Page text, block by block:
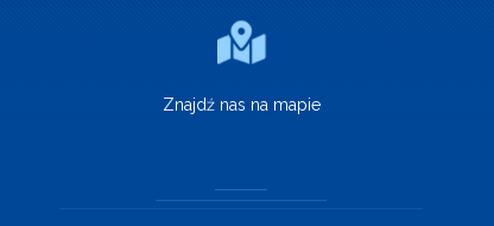
Znajdź nas na mapie